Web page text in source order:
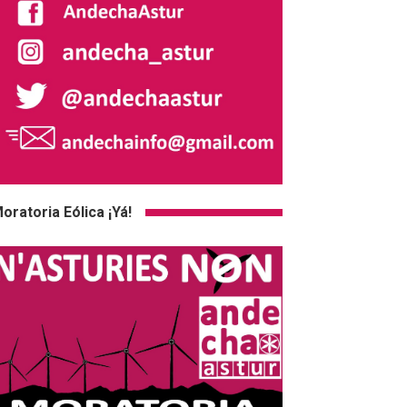
Eólica ¡Yá!